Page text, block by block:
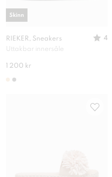
RIEKER, Sneakers
4
Uttakbar innersåle
1 200 kr
Skinn